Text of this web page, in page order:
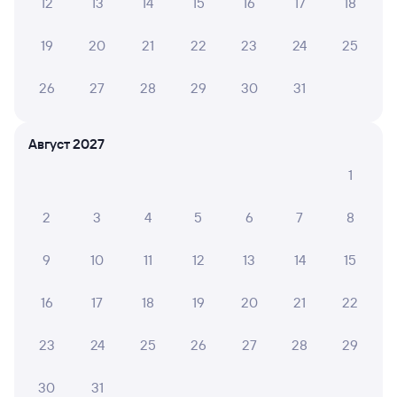
по этому направлению
отрицательные мнения
очень холодно в купэ
отзывчивые сотрудники
19 20 21 22 23 24 25
26 27 28 29 30 31
Август 2027
1
2 3 4 5 6 7 8
9 10 11 12 13 14 15
16 17 18 19 20 21 22
23 24 25 26 27 28 29
30 31